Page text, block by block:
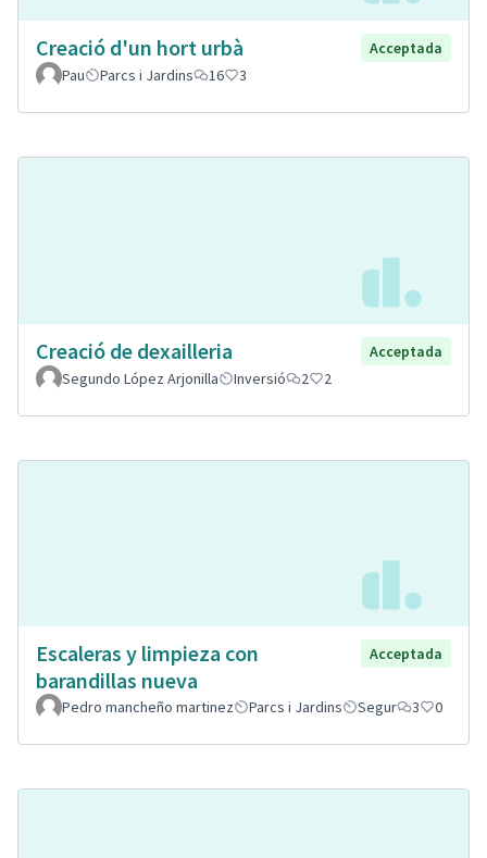
Creació d'un hort urbà
Acceptada
Pau
Parcs i Jardins 16 3
Creació de dexailleria
Acceptada
Segundo López Arjonilla
Inversió 2 2
Escaleras y limpieza con
barandillas nueva
Acceptada
Pedro mancheño martinez Parcs i Jardins Segur 3 0